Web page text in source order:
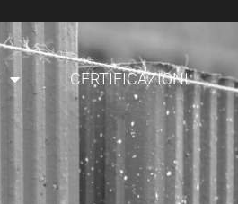
CERTIFICAZIONI